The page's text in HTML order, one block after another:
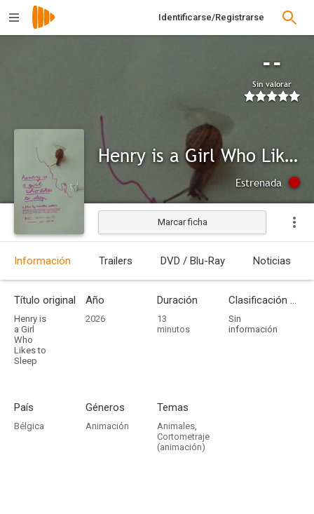
Identificarse/Registrarse
--
Sin valorar
Henry is a Girl Who Likes to Sleep
Estrenada
Marcar ficha
Información Trailers DVD / Blu-Ray Noticias
Título original
Henry is
a Girl
Who
Likes to
Sleep
Año
2026
Duración
13
minutos
Clasificación por edades
Sin
información
País
Bélgica
Géneros
Animación
Temas
Animales,
Cortometraje
(animación)